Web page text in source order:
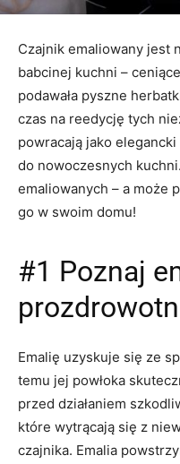
Czajnik emaliowany jest
babcinej kuchni –
podawała pyszne
czas na reedycję tych
powracają jako
do nowoczesnych
emaliowanych – a może
go w swoim domu!
#1 Poznaj
Emalię uzyskuje się ze
temu jej powłoka
przed działaniem
które wytrącają się z
czajnika. Emalia